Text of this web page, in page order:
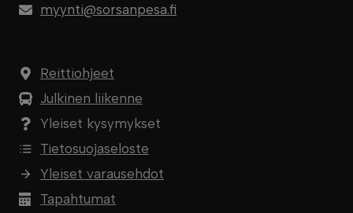
myynti@sorsanpesa.fi
Reittiohjeet
Julkinen liikenne
Yleiset kysymykset
Tietosuojaseloste
Yleiset varausehdot
Tapahtumat